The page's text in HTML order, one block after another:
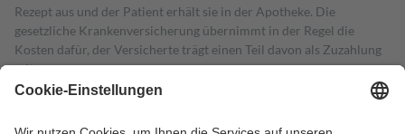
Rezept aus und der Patient erhält sie in der Apotheke. Die
gesetzliche Krankenversicherung übernimmt in der Regel die
Kosten dafür, der Versicherte trägt einen Teil davon als Zuzahlung
mit.
Grundsätzlich leisten Mitglieder Zuzahlungen in Höhe von zehn
höchstens zehn Euro.
Es sind jedoch nie mehr als die tatsächlichen